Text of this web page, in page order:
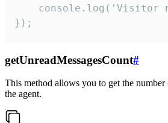
console.log('Visitor
});
getUnreadMessagesCount#
This method allows you to get the number
the agent.